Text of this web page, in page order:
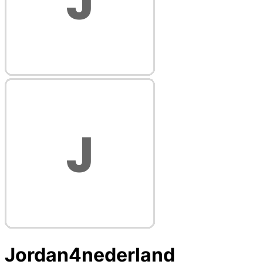
Jordan4nederland